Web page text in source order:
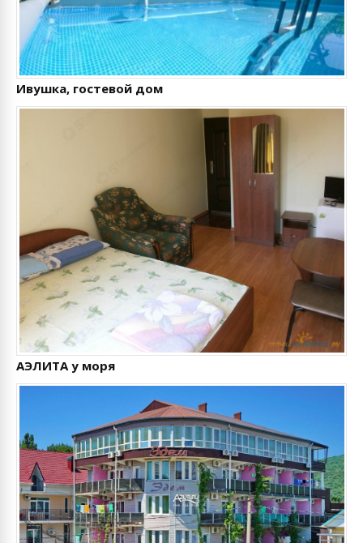
Ивушка, гостевой дом
АЭЛИТА у моря